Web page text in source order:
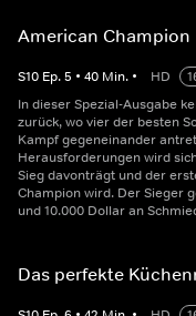
American Champion
S10 Ep.5 • 40 Min. • HD
In dieser Spezial-Ausgabe
zurück, wo vier der besten
Kampf gegeneinander
Herausforderungen wird
Sieg davonträgt und der
Champion wird. Der Sieger
und 10.000 Dollar an
Das perfekte